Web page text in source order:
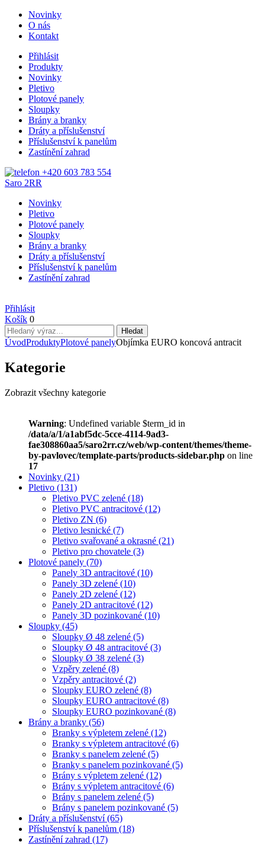
Novinky
O nás
Kontakt
Přihlásit
Produkty
Novinky
Pletivo
Plotové panely
Sloupky
Brány a branky
Dráty a příslušenství
Příslušenství k panelům
Zastínění zahrad
+420 603 783 554
Saro 2RR
Novinky
Pletivo
Plotové panely
Sloupky
Brány a branky
Dráty a příslušenství
Příslušenství k panelům
Zastínění zahrad
Přihlásit
Košík 0
ÚvodProduktyPlotové panelyObjímka EURO koncová antracit
Kategorie
Zobrazit všechny kategorie
Warning: Undefined variable $term_id in
/data/a/1/a1abf5dc-5cce-4114-9ad3-
fae308860aa5/saro2rr.cz/web/wp-content/themes/theme-
by-pavlovec/template-parts/products-sidebar.php on line
17
Novinky (21)
Pletivo (131)
Pletivo PVC zelené (18)
Pletivo PVC antracitové (12)
Pletivo ZN (6)
Pletivo lesnické (7)
Pletivo svařované a okrasné (21)
Pletivo pro chovatele (3)
Plotové panely (70)
Panely 3D antracitové (10)
Panely 3D zelené (10)
Panely 2D zelené (12)
Panely 2D antracitové (12)
Panely 3D pozinkované (10)
Sloupky (45)
Sloupky Ø 48 zelené (5)
Sloupky Ø 48 antracitové (3)
Sloupky Ø 38 zelené (3)
Vzpěry zelené (8)
Vzpěry antracitové (2)
Sloupky EURO zelené (8)
Sloupky EURO antracitové (8)
Sloupky EURO pozinkované (8)
Brány a branky (56)
Branky s výpletem zelené (12)
Branky s výpletem antracitové (6)
Branky s panelem zelené (5)
Branky s panelem pozinkované (5)
Brány s výpletem zelené (12)
Brány s výpletem antracitové (6)
Brány s panelem zelené (5)
Brány s panelem pozinkované (5)
Dráty a příslušenství(65)
Příslušenství k panelům (18)
Zastínění zahrad (17)